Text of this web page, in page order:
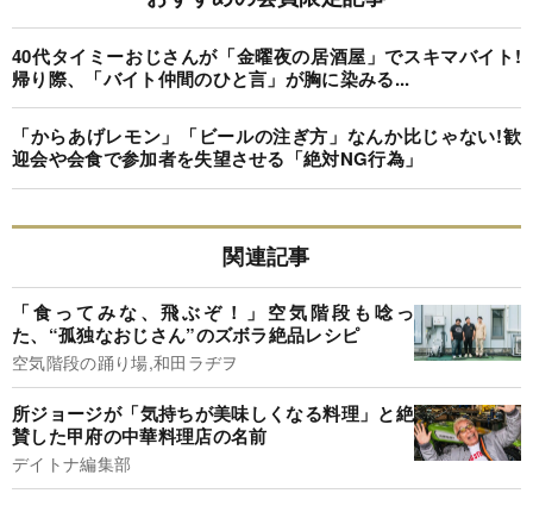
40代タイミーおじさんが「金曜夜の居酒屋」でスキマバイト!
帰り際、「バイト仲間のひと言」が胸に染みる...
「からあげレモン」「ビールの注ぎ方」なんか比じゃない!歓
迎会や会食で参加者を失望させる「絶対NG行為」
関連記事
「食ってみな、飛ぶぞ！」空気階段も唸っ
た、“孤独なおじさん”のズボラ絶品レシピ
空気階段の踊り場,和田ラヂヲ
所ジョージが「気持ちが美味しくなる料理」と絶
賛した甲府の中華料理店の名前
デイトナ編集部